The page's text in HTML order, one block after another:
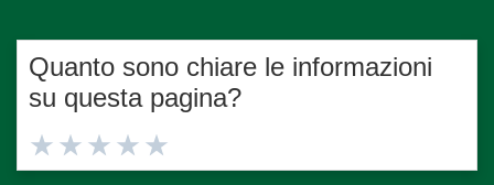
Quanto sono chiare le informazioni
su questa pagina?
Valuta
Valuta
Valuta
Valuta
Valuta